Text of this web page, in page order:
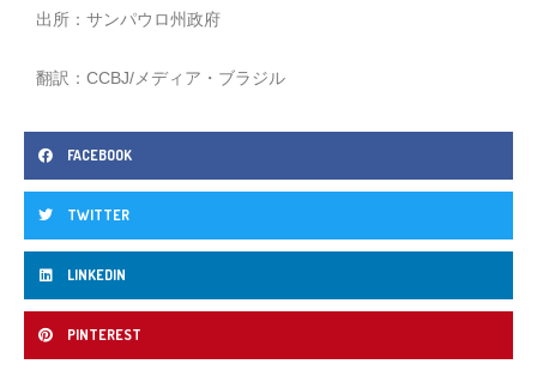
出所：サンパウロ州政府
翻訳：CCBJ/メディア・ブラジル
FACEBOOK
TWITTER
LINKEDIN
PINTEREST